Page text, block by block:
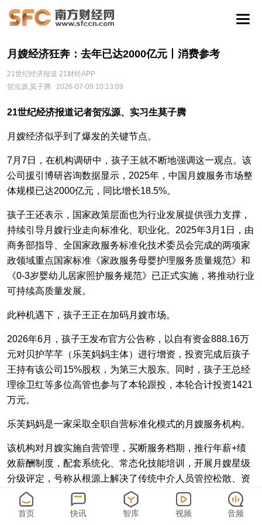
月嫂经济狂奔：去年已达2000亿元丨消费参考
21世纪经济报道 21财经APP
贺泓源,莫子腾
2026-07-09 10:13:09
21世纪经济报道记者贺泓源、实习生莫子腾
月嫂经济似乎到了爆发的关键节点。
7月7日，在机构调研中，孩子王就不断地强调这一观点。该
公司援引博研咨询数据显示，2025年，中国月嫂服务市场整
体规模已达2000亿元，同比增长18.5%。
孩子王还表示，国家政策层面也为行业发展提供强力支撑，
持续引导月嫂行业走向标准化、职业化。2025年3月1日，由
商务部指导、全国家政服务标准化技术委员会完成的两项家
政领域重点国家标准《家政服务母婴护理服务质量规范》和
《0-3岁婴幼儿居家照护服务规范》已正式实施，将推动行业
可持续高质量发展。
此种机遇下，孩子王正在加码月嫂市场。
2026年6月，孩子王发布官方公告称，以自有资金888.16万
元对贝护芊芊（乐芙妈妈主体）进行增资，投资完成后孩子
王持有该公司15%股权，为第三大股东。同时，孩子王总经
理徐卫红等多位高管也参与了本轮跟投，本轮合计投资1421
万元。
乐芙妈妈是一家采取全职自营标准化模式的月嫂服务机构。
该机构对月嫂实施自营管理，买断服务档期，推行年薪+绩
效薪酬制度，配套系统化、常态化技能培训，开展月嫂星级
分级评定，号称从根源上解决了传统中介人员管控松散、资
质不规范等行业痛点。
另外，孩子王提到，将加速这一业务的城市覆盖。
首页 快讯 智库 视频 音频